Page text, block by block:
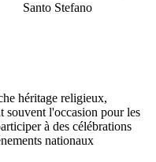
Santo Stefano
héritage religieux,
souvent l'occasion pour les
à des célébrations
nationaux